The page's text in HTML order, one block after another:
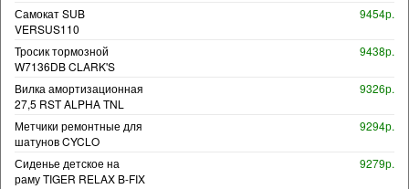
Самокат SUB
VERSUS110
9454р.
Тросик тормозной
W7136DB CLARK'S
9438р.
Вилка амортизационная
27,5 RST ALPHA TNL
9326р.
Метчики ремонтные для
шатунов CYCLO
9294р.
Сиденье детское на
раму TIGER RELAX B-FIX
9279р.